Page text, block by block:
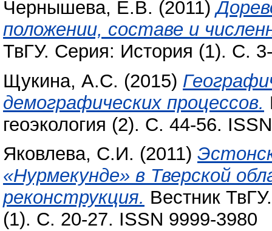
Чернышева, Е.В. (2011)
положении, составе и
ТвГУ. Серия: История (1). С.
Щукина, А.С. (2015)
демографических процессов.
геоэкология (2). С. 44-56.
Яковлева, С.И. (2011)
«Нурмекунде» в Тверской
реконструкция. Вестник
(1). С. 20-27. ISSN 9999-3980